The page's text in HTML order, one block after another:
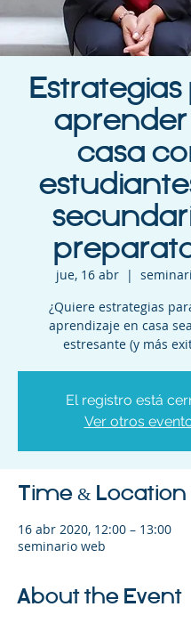
casa
jue, 16 abr
  |
¿Quiere estrategias
aprendizaje en casa
estresante (y más
El registro está
Ver otros
Time & Location
16 abr 2020, 12:00 – 13:00
seminario web
About the Event